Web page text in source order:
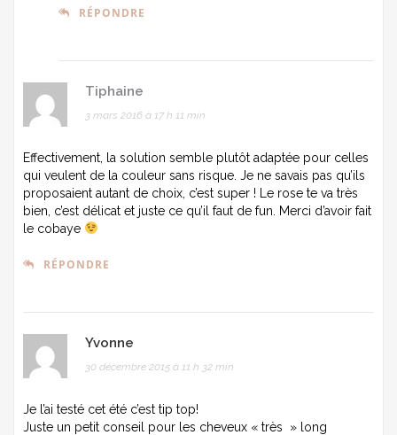
RÉPONDRE
Tiphaine
3 mars 2016 à 17 h 11 min
Effectivement, la solution semble plutôt adaptée pour celles
qui veulent de la couleur sans risque. Je ne savais pas qu’ils
proposaient autant de choix, c’est super ! Le rose te va très
bien, c’est délicat et juste ce qu’il faut de fun. Merci d’avoir fait
le cobaye
RÉPONDRE
Yvonne
30 décembre 2015 à 11 h 32 min
Je l’ai testé cet été c’est tip top!
Juste un petit conseil pour les cheveux « très » long